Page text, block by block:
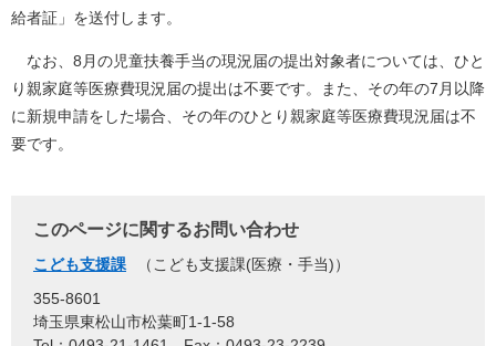
給者証」を送付します。
なお、8月の児童扶養手当の現況届の提出対象者については、ひと
り親家庭等医療費現況届の提出は不要です。また、その年の7月以降
に新規申請をした場合、その年のひとり親家庭等医療費現況届は不
要です。
このページに関するお問い合わせ
こども支援課
こども支援課(医療・手当)
355-8601
埼玉県東松山市松葉町1-1-58